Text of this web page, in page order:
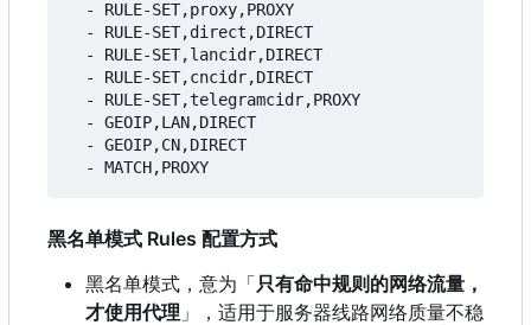
- RULE-SET,proxy,PROXY
- RULE-SET,direct,DIRECT
- RULE-SET,lancidr,DIRECT
- RULE-SET,cncidr,DIRECT
- RULE-SET,telegramcidr,PROXY
- GEOIP,LAN,DIRECT
- GEOIP,CN,DIRECT
- MATCH,PROXY
黑名单模式 Rules 配置方式
黑名单模式，意为「只有命中规则的网络流量，
才使用代理 」，适用于服务器线路网络质量不稳